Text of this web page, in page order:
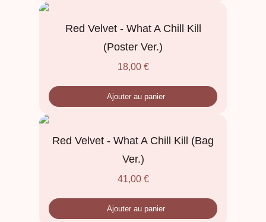
Red Velvet - What A Chill Kill
(Poster Ver.)
18,00 €
Ajouter au panier
Red Velvet - What A Chill Kill (Bag
Ver.)
41,00 €
Ajouter au panier